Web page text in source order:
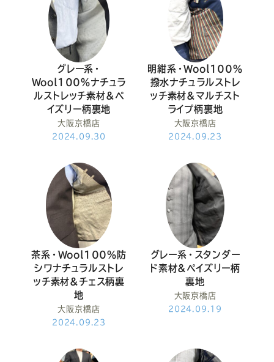
グレー系・
Wool100％ナチュラ
ルストレッチ素材&ペ
イズリー柄裏地
大阪京橋店
2024.09.30
明紺系・Wool100％
撥水ナチュラルストレ
ッチ素材&マルチスト
ライプ柄裏地
大阪京橋店
2024.09.23
茶系・Wool100％防
シワナチュラルストレ
ッチ素材&チェス柄裏
地
大阪京橋店
2024.09.23
グレー系・スタンダー
ド素材&ペイズリー柄
裏地
大阪京橋店
2024.09.19